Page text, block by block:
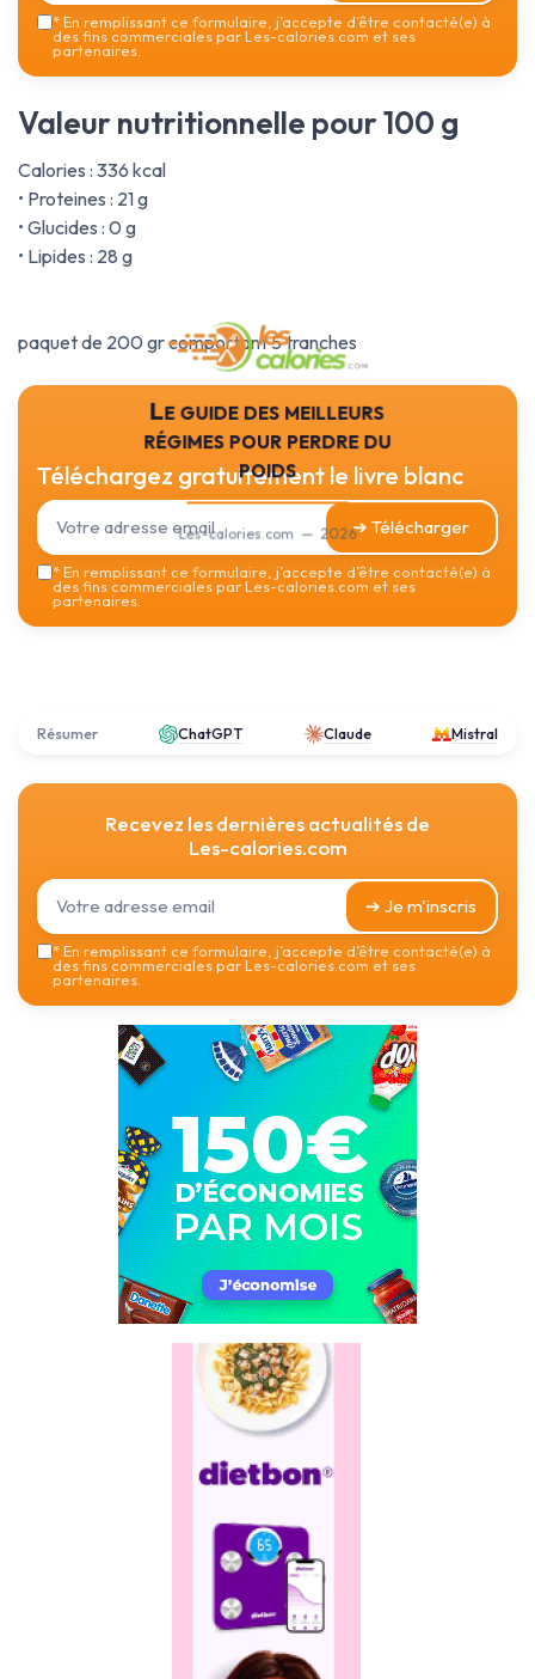
*En remplissant ce formulaire, j’accepte d’être contacté(e) à
des fins commerciales par Les-calories.com et ses
partenaires.
Valeur nutritionnelle pour 100 g
Calories : 336 kcal
• Proteines : 21 g
• Glucides : 0 g
• Lipides : 28 g
paquet de 200 gr comportant 5 tranches
Le guide des meilleurs
régimes pour perdre du
poids
Les-calories.com — 2026
Téléchargez gratuitement le livre blanc
➔ Télécharger
*En remplissant ce formulaire, j’accepte d’être contacté(e) à
des fins commerciales par Les-calories.com et ses
partenaires.
Résumer ChatGPT Claude Mistral
Recevez les dernières actualités de
Les-calories.com
➔ Je m'inscris
*En remplissant ce formulaire, j’accepte d’être contacté(e) à
des fins commerciales par Les-calories.com et ses
partenaires.